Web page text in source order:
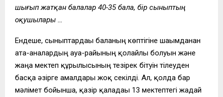
шығып жатқан балалар 40-35 бала, бір сыныптың
оқушылары …
Ендеше, сыныптардағы баланың көптігіне шағымданған
ата-аналардың ауа-райының қолайлы болуын және
жаңа мектеп құрылысының тезірек бітуін тілеуден
басқа әзірге амалдары жоқ секілді. Ал, қолда бар
мәлімет бойынша, қазір қаладағы 13 мектептегі жағдай